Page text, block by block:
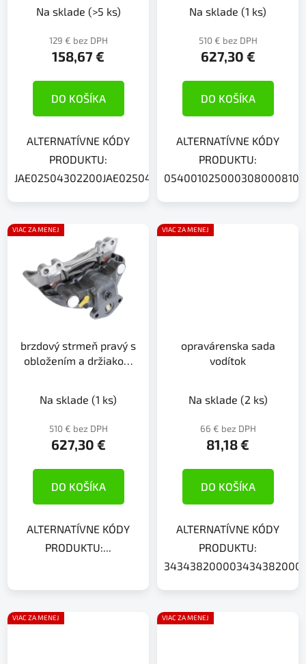
Na sklade (>5 ks)
129 € bez DPH
158,67 €
DO KOŠÍKA
ALTERNATÍVNE KÓDY
PRODUKTU:
JAE02504302200JAE02504102200
Na sklade (1 ks)
510 € bez DPH
627,30 €
DO KOŠÍKA
ALTERNATÍVNE KÓDY
PRODUKTU:
VIAC ZA MENEJ
brzdový strmeň pravý s
obložením a držiakom
Na sklade (1 ks)
510 € bez DPH
627,30 €
DO KOŠÍKA
ALTERNATÍVNE KÓDY
PRODUKTU:...
VIAC ZA MENEJ
opravárenska sada
vodítok
Na sklade (2 ks)
66 € bez DPH
81,18 €
DO KOŠÍKA
ALTERNATÍVNE KÓDY
PRODUKTU:
VIAC ZA MENEJ VIAC ZA MENEJ